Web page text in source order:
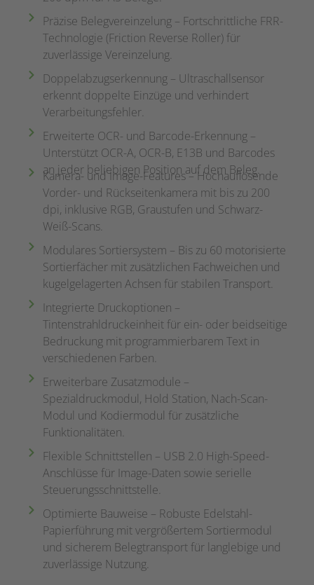
Präzise Belegvereinzelung – Fortschrittliche FRR-
Technologie (Friction Reverse Roller) für
zuverlässige Vereinzelung.
Doppelabzugserkennung – Ultraschallsensor
erkennt doppelte Einzüge und verhindert
Verarbeitungsfehler.
Erweiterte OCR- und Barcode-Erkennung –
Unterstützt OCR-A, OCR-B, E13B und Barcodes
an jeder beliebigen Position auf dem Beleg.
Kamera- und Image-Features – Hochauflösende
Vorder- und Rückseitenkamera mit bis zu 200
dpi, inklusive RGB, Graustufen und Schwarz-
Weiß-Scans.
Modulares Sortiersystem – Bis zu 60 motorisierte
Sortierfächer mit zusätzlichen Fachweichen und
kugelgelagerten Achsen für stabilen Transport.
Integrierte Druckoptionen –
Tintenstrahldruckeinheit für ein- oder beidseitige
Bedruckung mit programmierbarem Text in
verschiedenen Farben.
Erweiterbare Zusatzmodule –
Spezialdruckmodul, Hold Station, Nach-Scan-
Modul und Kodiermodul für zusätzliche
Funktionalitäten.
Flexible Schnittstellen – USB 2.0 High-Speed-
Anschlüsse für Image-Daten sowie serielle
Steuerungsschnittstelle.
Optimierte Bauweise – Robuste Edelstahl-
Papierführung mit vergrößertem Sortiermodul
und sicherem Belegtransport für langlebige und
zuverlässige Nutzung.